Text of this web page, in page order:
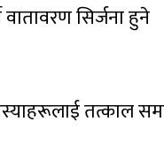
सिर्जना हुने
तत्काल